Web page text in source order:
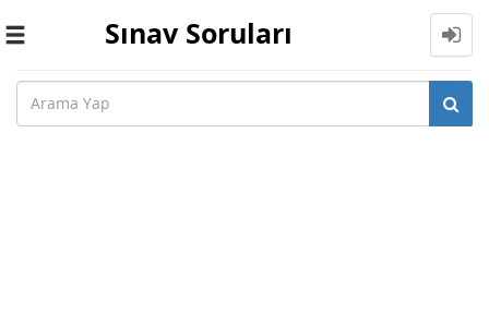
Toggle
Sınav Soruları